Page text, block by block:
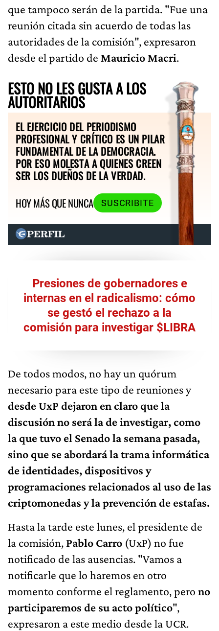
que tampoco serán de la partida. "Fue una
reunión citada sin acuerdo de todas las
autoridades de la comisión", expresaron
desde el partido de Mauricio Macri.
ESTO NO LES GUSTA A LOS
AUTORITARIOS
EL EJERCICIO DEL PERIODISMO
PROFESIONAL Y CRÍTICO ES UN PILAR
FUNDAMENTAL DE LA DEMOCRACIA.
POR ESO MOLESTA A QUIENES CREEN
SER LOS DUEÑOS DE LA VERDAD.
HOY MÁS QUE NUNCA
SUSCRIBITE
Presiones de gobernadores e
internas en el radicalismo: cómo
se gestó el rechazo a la
comisión para investigar $LIBRA
De todos modos, no hay un quórum
necesario para este tipo de reuniones y
desde UxP dejaron en claro que la
discusión no será la de investigar, como
la que tuvo el Senado la semana pasada,
sino que se abordará la trama informática
de identidades, dispositivos y
programaciones relacionados al uso de las
criptomonedas y la prevención de estafas.
Hasta la tarde este lunes, el presidente de
la comisión, Pablo Carro (UxP) no fue
notificado de las ausencias. "Vamos a
notificarle que lo haremos en otro
momento conforme el reglamento, pero no
participaremos de su acto político",
expresaron a este medio desde la UCR.